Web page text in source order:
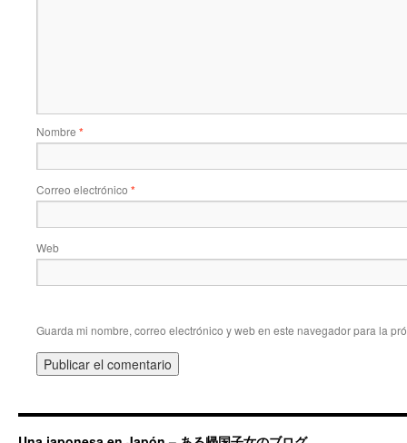
Nombre *
Correo electrónico *
Web
Guarda mi nombre, correo electrónico y web en este navegador para la